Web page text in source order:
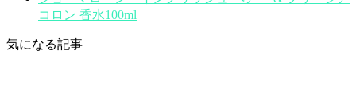
コロン 香水100ml
気になる記事